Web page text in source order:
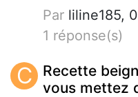
Par liline185,
1 réponse(s)
C
Recette
vous mettez